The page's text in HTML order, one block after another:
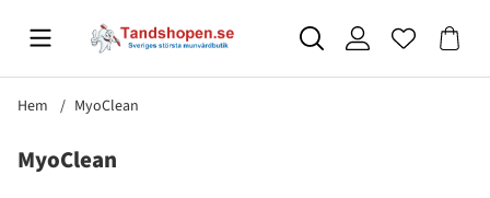
Hem MyoClean
MyoClean